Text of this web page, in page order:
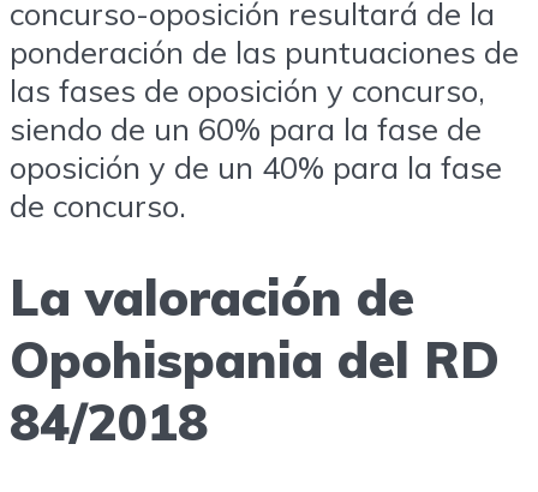
concurso-oposición resultará de la
ponderación de las puntuaciones de
las fases de oposición y concurso,
siendo de un 60% para la fase de
oposición y de un 40% para la fase
de concurso.
La valoración de
Opohispania del RD
84/2018